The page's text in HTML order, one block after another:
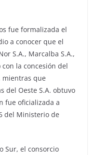
fue formalizada el
a conocer que el
S.A., Marcalba S.A.,
con la concesión del
mientras que
del Oeste S.A. obtuvo
fue oficializada a
del Ministerio de
Sur, el consorcio